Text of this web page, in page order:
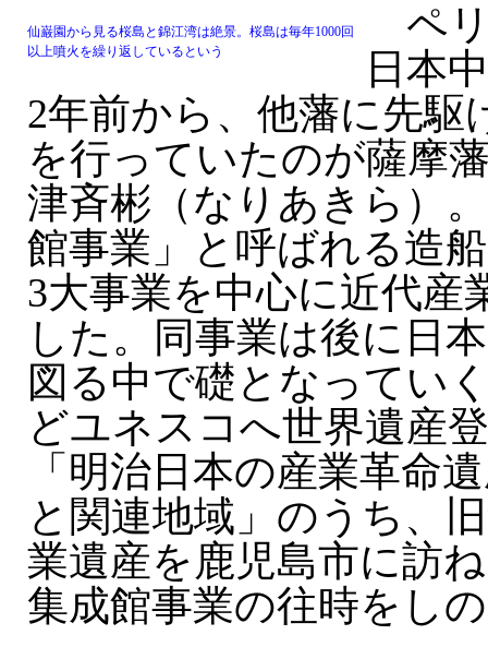
仙巌園から見る桜島と錦江湾は絶景。桜島は毎年1000回
以上噴火を繰り返しているという
ペリ
日本
2年前から、他藩に先駆
を行っていたのが薩摩
津斉彬（なりあきら）
館事業」と呼ばれる造
3大事業を中心に近代産
した。同事業は後に日
図る中で礎となってい
どユネスコへ世界遺産
「明治日本の産業革命
と関連地域」のうち、
業遺産を鹿児島市に訪
集成館事業の往時をし